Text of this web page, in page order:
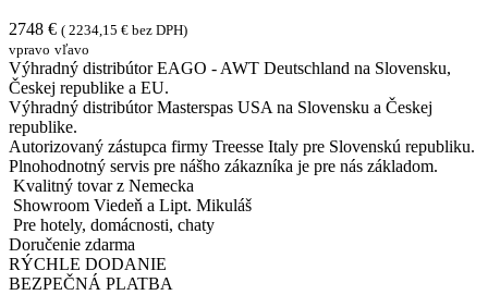
2748 € ( 2234,15 € bez DPH)
vpravo vľavo
Výhradný distribútor EAGO - AWT Deutschland na Slovensku,
Českej republike a EU.
Výhradný distribútor Masterspas USA na Slovensku a Českej
republike.
Autorizovaný zástupca firmy Treesse Italy pre Slovenskú republiku.
Plnohodnotný servis pre nášho zákazníka je pre nás základom.
Kvalitný tovar z Nemecka
Showroom Viedeň a Lipt. Mikuláš
Pre hotely, domácnosti, chaty
Doručenie zdarma
RÝCHLE DODANIE
BEZPEČNÁ PLATBA